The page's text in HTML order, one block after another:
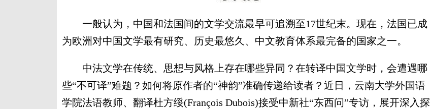
一般认为，中国和法国间的文学交流最早可追溯至17世纪末。现在，法国已成
为欧洲对中国文学最有研究、历史最悠久、中文教育体系最完备的国家之一。
中法文学在传统、思想与风格上存在哪些异同？在转译中国文学时，会遭遇哪
些“不可译”难题？如何将原作者的“神韵”准确传递给读者？近日，云南大学外国语
学院法语教师、翻译杜方绥(François Dubois)接受中新社“东西问”专访，展开深入探